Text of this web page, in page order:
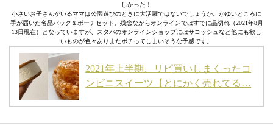
しかった！
小さいお子さんがいるママは公園遊びのときに大活躍ではないでしょうか。かゆいところに
手が届いた名品バッグ＆ポーチセット。残念ながらオンラインではすでに品切れ（2021年8月
13日現在）となっていますが、スタバのオンラインショップにはサコッシュなど他にも欲し
いものが色々ありまたポチってしまいそうな予感です。
2021年上半期、リピ買いしまくったコ
ンビニスイーツ【とにかく売れてる…